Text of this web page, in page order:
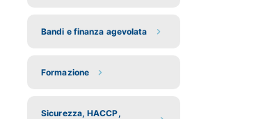
Bandi e finanza agevolata
Formazione
Sicurezza, HACCP,